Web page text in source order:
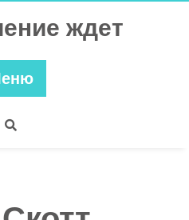
ждет